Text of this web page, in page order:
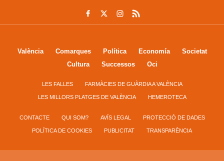
València Comarques Política Economía
Societat
Cultura
Successos Oci
LES FALLES FARMÀCIES DE GUÀRDIA A VALÈNCIA
LES MILLORS PLATGES DE VALÈNCIA HEMEROTECA
CONTACTE QUI SOM? AVÍS LEGAL PROTECCIÓ DE DADES
POLÍTICA DE COOKIES PUBLICITAT TRANSPARÈNCIA